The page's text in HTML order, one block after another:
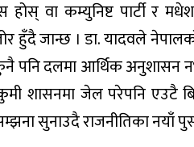
होस् वा कम्युनिष्ट पार्टी र
हुँदै जान्छ । डा. यादवले
पनि दलमा आर्थिक अनुशासन
शासनमा जेल परेपनि एउटै
सुनाउदै राजनीतिका नयाँ